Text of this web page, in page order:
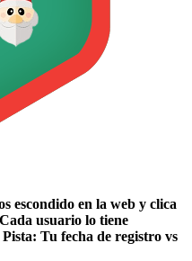
escondido en la web y clica
usuario lo tiene
Tu fecha de registro vs